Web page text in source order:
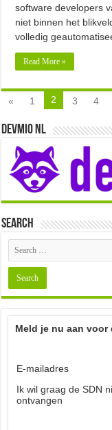
software developers
niet binnen het
volledig
Read More »
« 1 2 3 4
Devmio NL
Search
Meld je nu aan voor
E-mailadres
Ik wil graag de SDN
ontvangen